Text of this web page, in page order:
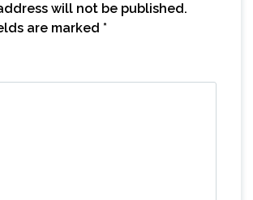
will not be published.
are marked *